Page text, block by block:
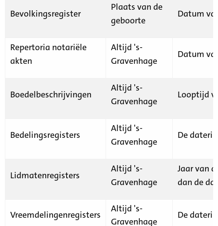
Bevolkingsregister
Plaats van de
geboorte
Datum
Repertoria notariële
akten
Altijd 's-
Gravenhage
Datum
Boedelbeschrijvingen
Altijd 's-
Gravenhage
Looptijd
Bedelingsregisters
Altijd 's-
Gravenhage
De
Lidmatenregisters
Altijd 's-
Gravenhage
Jaar van
dan de
Vreemdelingenregisters
Altijd 's-
Gravenhage
De